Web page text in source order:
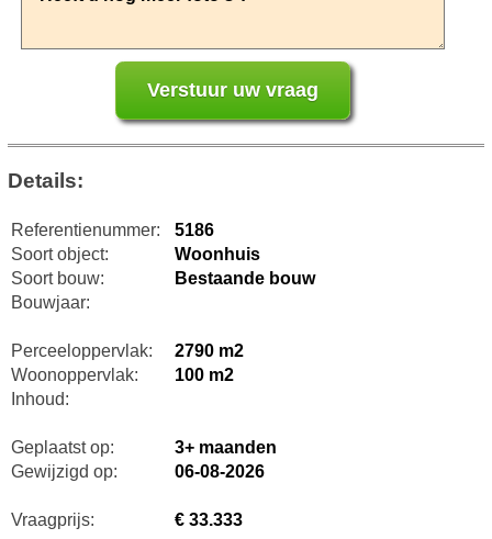
Details:
Referentienummer:
5186
Soort object:
Woonhuis
Soort bouw:
Bestaande bouw
Bouwjaar:
Perceeloppervlak:
2790 m2
Woonoppervlak:
100 m2
Inhoud:
Geplaatst op:
3+ maanden
Gewijzigd op:
06-08-2026
Vraagprijs: € 33.333